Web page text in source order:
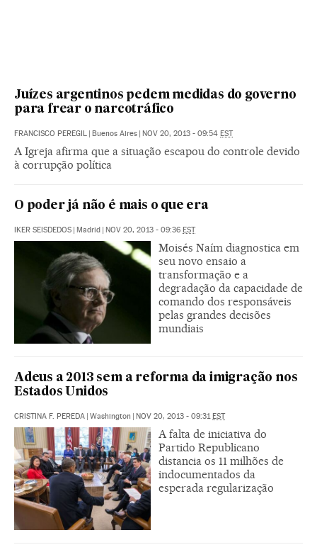
Juízes argentinos pedem medidas do governo
para frear o narcotráfico
FRANCISCO PEREGIL | Buenos Aires | NOV 20, 2013 - 09:54 EST
A Igreja afirma que a situação escapou do controle devido
à corrupção política
O poder já não é mais o que era
IKER SEISDEDOS | Madrid | NOV 20, 2013 - 09:36 EST
Moisés Naím diagnostica em
seu novo ensaio a
transformação e a
degradação da capacidade de
comando dos responsáveis
pelas grandes decisões
mundiais
Adeus a 2013 sem a reforma da imigração nos
Estados Unidos
CRISTINA F. PEREDA | Washington | NOV 20, 2013 - 09:31EST
A falta de iniciativa do
Partido Republicano
distancia os 11 milhões de
indocumentados da
esperada regularização